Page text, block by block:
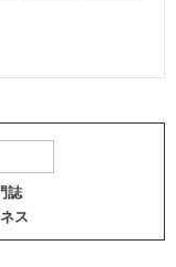
誌
ス